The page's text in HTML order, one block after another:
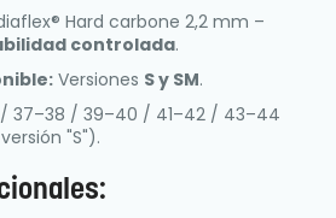
Hard carbone 2,2 mm –
controlada.
Versiones S y SM.
37–38 / 39–40 / 41–42 / 43–44
"S").